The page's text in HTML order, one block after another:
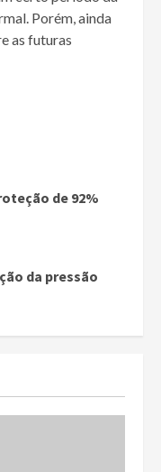
Porém, ainda
as futuras
de 92%
da pressão